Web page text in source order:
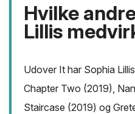
Hvilke
Lillis
Udover It har Sophia
Chapter Two (2019),
Staircase (2019) og